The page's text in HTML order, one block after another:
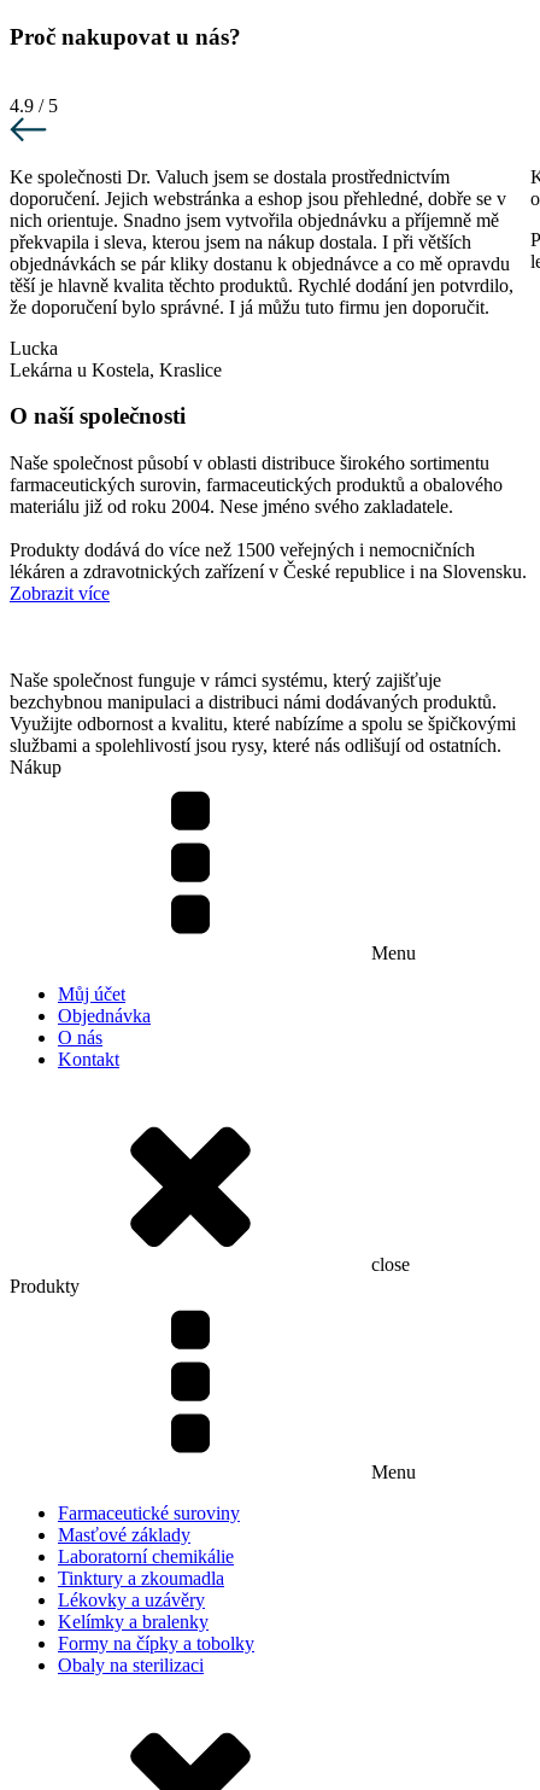
Proč nakupovat u nás?
4.9 / 5
Ke společnosti Dr. Valuch jsem se dostala prostřednictvím
doporučení. Jejich webstránka a eshop jsou přehledné, dobře se v
nich orientuje. Snadno jsem vytvořila objednávku a příjemně mě
překvapila i sleva, kterou jsem na nákup dostala. I při větších
objednávkách se pár kliky dostanu k objednávce a co mě opravdu
těší je hlavně kvalita těchto produktů. Rychlé dodání jen potvrdilo,
že doporučení bylo správné. I já můžu tuto firmu jen doporučit.
Lucka
Lekárna u Kostela, Kraslice
O naší společnosti
Naše společnost působí v oblasti distribuce širokého sortimentu
farmaceutických surovin, farmaceutických produktů a obalového
materiálu již od roku 2004. Nese jméno svého zakladatele.
Produkty dodává do více než 1500 veřejných i nemocničních
lékáren a zdravotnických zařízení v České republice i na Slovensku.
Zobrazit více
Naše společnost funguje v rámci systému, který zajišťuje
bezchybnou manipulaci a distribuci námi dodávaných produktů.
Využijte odbornost a kvalitu, které nabízíme a spolu se špičkovými
službami a spolehlivostí jsou rysy, které nás odlišují od ostatních.
Nákup
Menu
Můj účet
Objednávka
O nás
Kontakt
close
Produkty
Menu
Farmaceutické suroviny
Masťové základy
Laboratorní chemikálie
Tinktury a zkoumadla
Lékovky a uzávěry
Kelímky a bralenky
Formy na čípky a tobolky
Obaly na sterilizaci